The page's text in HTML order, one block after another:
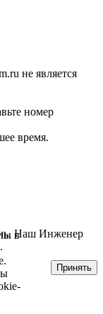
не является
номер
время.
Наш Инженер
в
Принять